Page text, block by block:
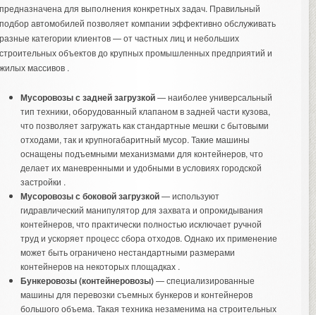
для выполнения конкретных задач. Правильный
автомобилей позволяет компании эффективно обслуживать
категории клиентов — от частных лиц и небольших
объектов до крупных промышленных предприятий и
массивов .
Мусоровозы с задней загрузкой— наиболее универсальный
тип техники, оборудованный клапаном в задней части кузова,
что позволяет загружать как стандартные мешки с бытовыми
отходами, так и крупногабаритный мусор. Такие машины
оснащены подъемными механизмами для контейнеров, что
делает их маневренными и удобными в условиях городской
застройки .
Мусоровозы с боковой загрузкой— используют
гидравлический манипулятор для захвата и опрокидывания
контейнеров, что практически полностью исключает ручной
труд и ускоряет процесс сбора отходов. Однако их применение
может быть ограничено нестандартными размерами
контейнеров на некоторых площадках .
Бункеровозы (контейнеровозы)— специализированные
машины для перевозки съемных бункеров и контейнеров
большого объема. Такая техника незаменима на строительных